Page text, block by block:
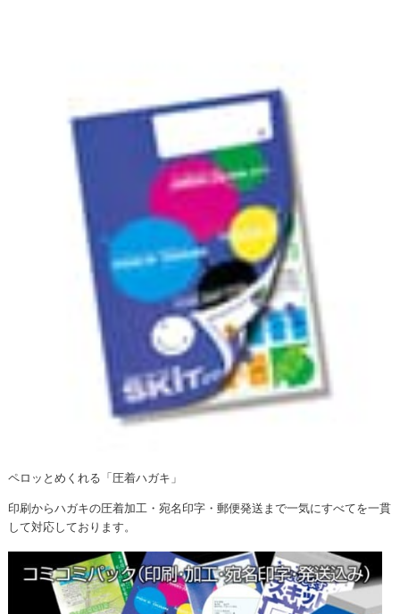
ペロッとめくれる「圧着ハガキ」
印刷からハガキの圧着加工・宛名印字・郵便発送まで一気にすべてを一貫
して対応しております。